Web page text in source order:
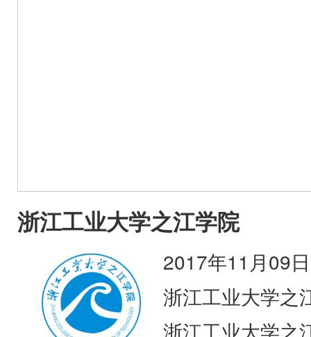
浙江工业大学之江学院
2017年11月09日
浙江工业大学之
浙江工业大学之